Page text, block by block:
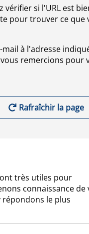
vérifier si l'URL est
pour trouver ce que
à l'adresse
remercions pour
Rafraîchir la page
très utiles pour
connaissance de
le plus